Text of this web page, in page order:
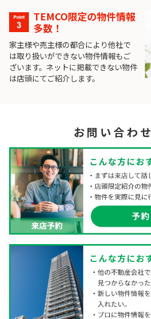
TEMCO限定の物件情報
多数！
家主様や売主様の都合により他社で
は取り扱いができない物件情報もご
ざいます。ネットに掲載できない物件
は店頭にてご紹介します。
お問い合わせ